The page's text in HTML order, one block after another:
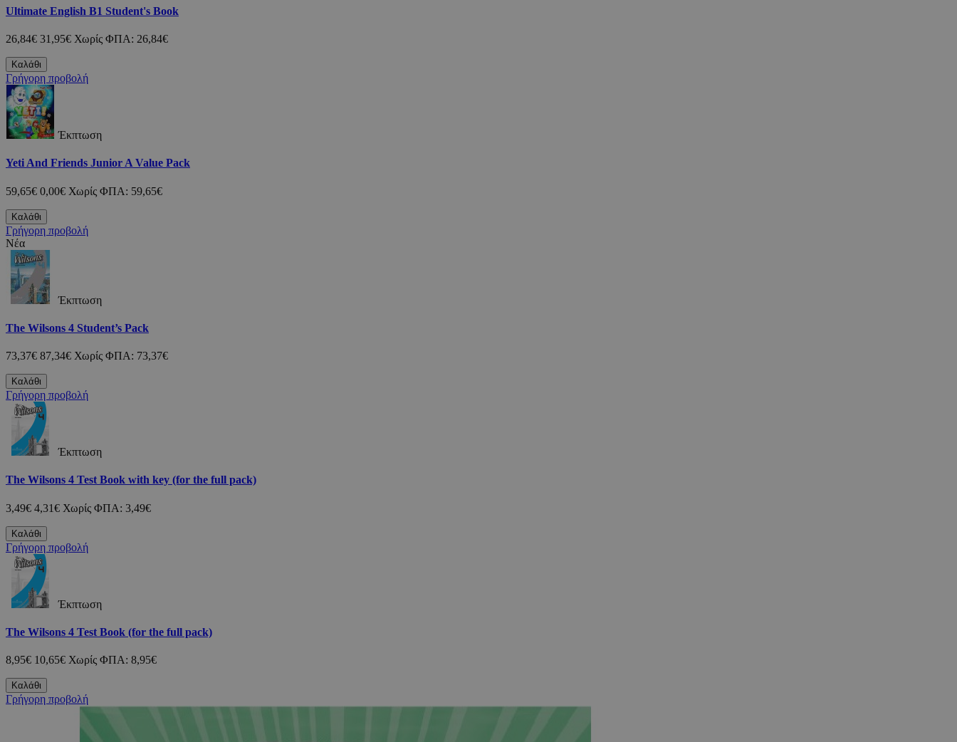
Ultimate English B1 Student's Book
26,84€ 31,95€ Χωρίς ΦΠΑ: 26,84€
Καλάθι
Γρήγορη προβολή
Έκπτωση
Yeti And Friends Junior A Value Pack
59,65€ 0,00€ Χωρίς ΦΠΑ: 59,65€
Καλάθι
Γρήγορη προβολή
Νέα
Έκπτωση
The Wilsons 4 Student’s Pack
73,37€ 87,34€ Χωρίς ΦΠΑ: 73,37€
Καλάθι
Γρήγορη προβολή
Έκπτωση
The Wilsons 4 Test Book with key (for the full pack)
3,49€ 4,31€ Χωρίς ΦΠΑ: 3,49€
Καλάθι
Γρήγορη προβολή
Έκπτωση
The Wilsons 4 Test Book (for the full pack)
8,95€ 10,65€ Χωρίς ΦΠΑ: 8,95€
Καλάθι
Γρήγορη προβολή